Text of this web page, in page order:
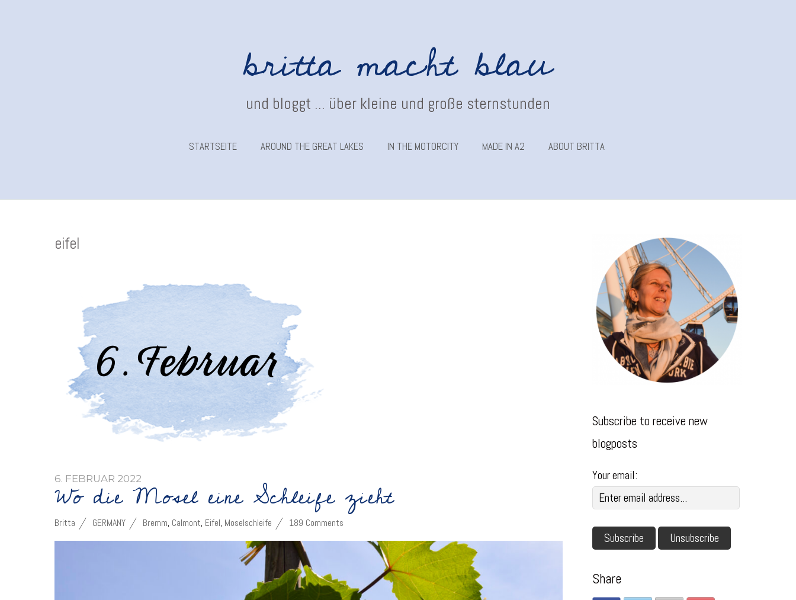
britta macht blau
und bloggt ... über kleine und große sternstunden
STARTSEITE AROUND THE GREAT LAKES IN THE MOTORCITY MADE IN A2 ABOUT BRITTA
eifel
6. FEBRUAR 2022
Wo die Mosel eine Schleife zieht
Britta GERMANY Bremm, Calmont, Eifel, Moselschleife 189 Comments
Subscribe to receive new
blogposts
Your email:
Share